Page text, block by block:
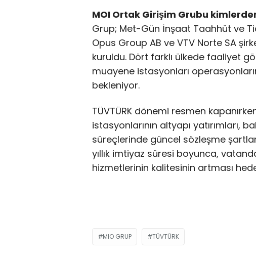
MOI Ortak Girişim Grubu
Grup; Met-Gün İnşaat Taahhüt ve
Opus Group AB ve VTV Norte SA
kuruldu. Dört farklı ülkede faaliyet
muayene istasyonları
bekleniyor.
TÜVTÜRK dönemi resmen
istasyonlarının altyapı yatırımları,
süreçlerinde güncel sözleşme
yıllık imtiyaz süresi boyunca,
hizmetlerinin kalitesinin artması
MIO GRUP TÜVTÜRK